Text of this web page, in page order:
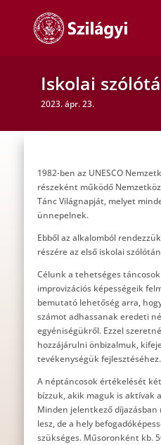
Iskolai
2023. ápr. 23.
1982-ben az UNESCO
részeként működő
Tánc Világnapját, melyet
ünnepelnek.
Ebből az alkalomból
részére az első iskolai
Célunk a tehetséges
improvizációs képességeik
bemutató lehetőség arra,
számot adhassanak eredeti
egyéniségükről. Ezzel
hozzájárulni önbizalmuk,
tevékenységük fejlesztéséhez.
A néptáncosok értékelését
bízzuk, akik maguk is aktívak
Minden jelentkező díjazásban
lesz, de a hely
szükséges. Műsoronként kb.